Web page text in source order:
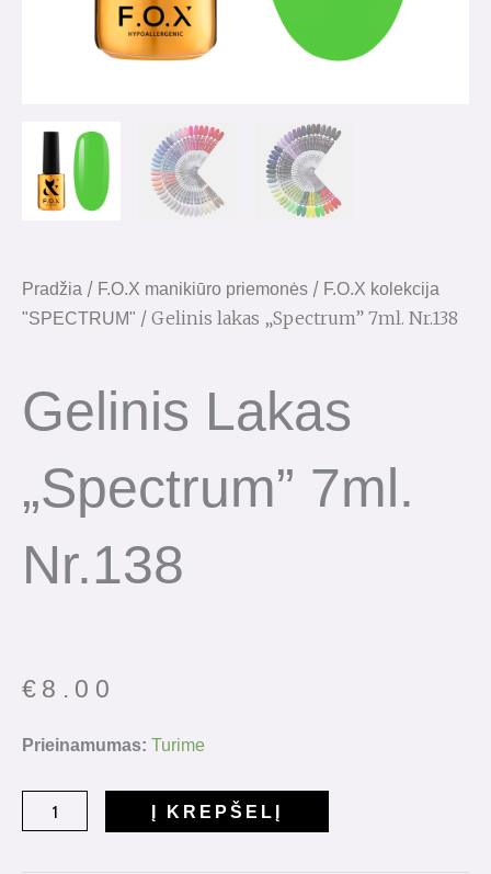
Pradžia / F.O.X manikiūro priemonės / F.O.X kolekcija
"SPECTRUM" / Gelinis lakas „Spectrum” 7ml. Nr.138
Gelinis Lakas
„Spectrum” 7ml.
Nr.138
€ 8.00
Prieinamumas: Turime
produkto
lakas
Į KREPŠELĮ